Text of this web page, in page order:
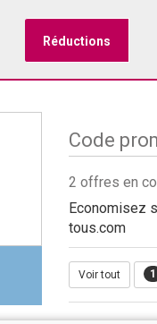
Réductions
Code
2 offres en
Economisez
tous.com
Voir tout 1